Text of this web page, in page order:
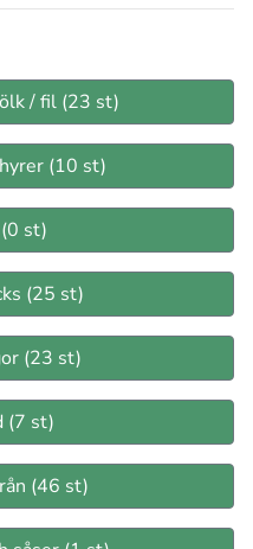
/ fil (23 st)
(10 st)
st)
(25 st)
(23 st)
(7 st)
(46 st)